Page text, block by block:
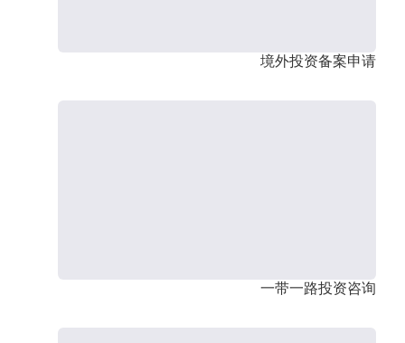
境外投资备案申请
一带一路投资咨询